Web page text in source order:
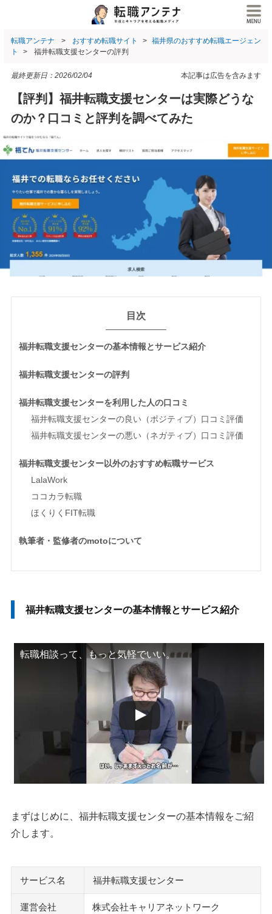
転職アンテナ おすすめ転職サイト
福井県のおすすめ転職エージェン
ト
福井転職支援センターの評判
本記事は広告を含みます
最終更新日： 2026/02/04
【評判】福井転職支援センターは実際どうな
のか？口コミと評判を調べてみた
目次
福井転職支援センターの基本情報とサービス紹介
福井転職支援センターの評判
福井転職支援センターを利用した人の口コミ
福井転職支援センターの良い（ポジティブ）口コミ評価
福井転職支援センターの悪い（ネガティブ）口コミ評価
福井転職支援センター以外のおすすめ転職サービス
LalaWork
ココカラ転職
ほくりくFIT転職
執筆者・監修者のmotoについて
福井転職支援センターの基本情報とサービス紹介
転職相談って、もっと気軽でいい。
まずはじめに、福井転職支援センターの基本情報をご紹
介します。
サービス名 福井転職支援センター
運営会社 株式会社キャリアネットワーク